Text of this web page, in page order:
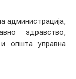
администрација,
здравство,
и општа управна